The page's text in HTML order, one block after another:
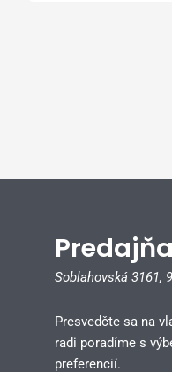
Predajňa
Soblahovská 3161,
Presvedčte sa na
radi poradíme s
preferencií.